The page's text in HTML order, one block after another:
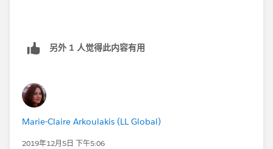
另外 1 人觉得此内容有用
Marie-Claire Arkoulakis (LL Global)
2019年12月5日 下午5:06